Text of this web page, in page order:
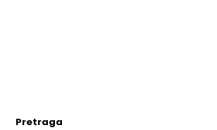
Pretraga